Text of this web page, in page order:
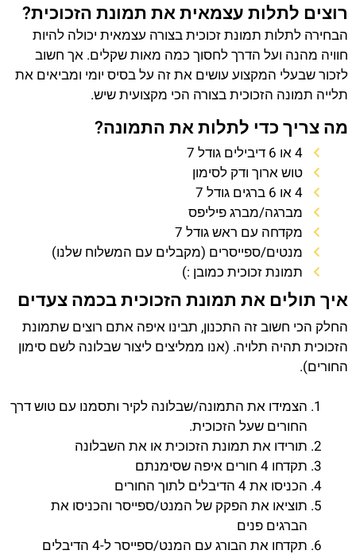
רוצים לתלות עצמאית את תמונת הזכוכית?
הבחירה לתלות תמונת זכוכית בצורה עצמאית יכולה להיות
חוויה מהנה ועל הדרך לחסוך כמה מאות שקלים. אך חשוב
לזכור שבעלי המקצוע עושים את זה על בסיס יומי ומביאים את
תלייה תמונה הזכוכית בצורה הכי מקצועית שיש.
מה צריך כדי לתלות את התמונה?
4 או 6 דיבילים גודל 7
טוש ארוך ודק לסימון
4 או 6 ברגים גודל 7
מברגה/מברג פיליפס
מקדחה עם ראש גודל 7
מנטים/ספייסרים (מקבלים עם המשלוח שלנו)
תמונת זכוכית כמובן :)
איך תולים את תמונת הזכוכית בכמה צעדים
החלק הכי חשוב זה התכנון, תבינו איפה אתם רוצים שתמונת
הזכוכית תהיה תלויה. (אנו ממליצים ליצור שבלונה לשם סימון
החורים).
הצמידו את התמונה/שבלונה לקיר ותסמנו עם טוש דרך
החורים שעל הזכוכית.
תורידו את תמונת הזכוכית או את השבלונה
תקדחו 4 חורים איפה שסימנתם
הכניסו את 4 הדיבלים לתוך החורים
תוציאו את הפקק של המנט/ספייסר והכניסו את
הברגים פנים
תקדחו את הבורג עם המנט/ספייסר ל-4 הדיבלים